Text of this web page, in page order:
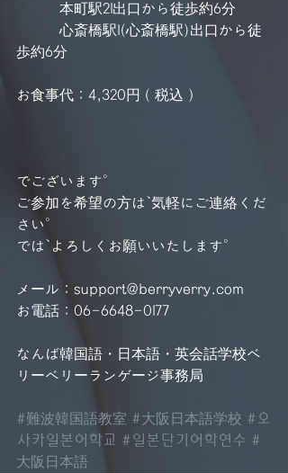
本町駅21出口から徒歩約6分
心斎橋駅1(心斎橋駅)出口から徒
歩約6分
お食事代：4,320円（税込）
でございます。
ご参加を希望の方は、気軽にご連絡くだ
さい。
では、よろしくお願いいたします。
メール：support@berryverry.com
お電話：06-6648-0177
なんば韓国語・日本語・英会話学校ベ
リーベリーランゲージ事務局
#難波韓国語教室 #大阪日本語学校 #오
사카일본어학교 #일본단기어학연수 #
大阪日本語